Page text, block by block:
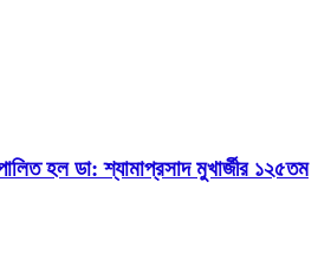
হল ডা: শ্যামাপ্রসাদ মুখার্জীর ১২৫তম